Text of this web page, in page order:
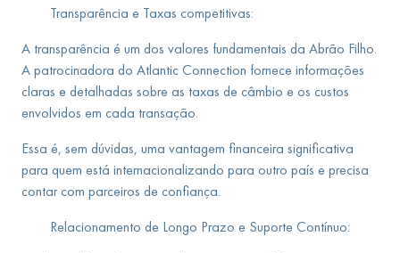
Transparência e Taxas competitivas:
A transparência é um dos valores fundamentais da Abrão Filho.
A patrocinadora do Atlantic Connection fornece informações
claras e detalhadas sobre as taxas de câmbio e os custos
envolvidos em cada transação.
Essa é, sem dúvidas, uma vantagem financeira significativa
para quem está internacionalizando para outro país e precisa
contar com parceiros de confiança.
Relacionamento de Longo Prazo e Suporte Contínuo: